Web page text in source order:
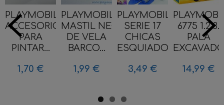
PLAYMOBIL
ACCESORIO
PARA
PINTAR...
1,70 €
PLAYMOBIL
MASTIL NEGRO
DE VELA
BARCO...
1,99 €
PLAYMOBIL
SERIE 17
CHICAS
ESQUIADORA...
3,49 €
6775 1.2.3.
PALA
14,99 €